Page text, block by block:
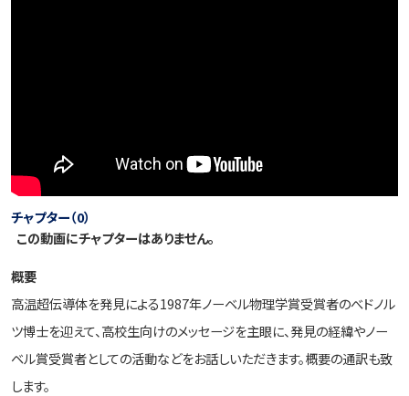
チャプター（0）
この動画にチャプターはありません。
概要
高温超伝導体を発見による1987年ノーベル物理学賞受賞者のべドノル
ツ博士を迎えて、高校生向けのメッセージを主眼に、発見の経緯やノー
ベル賞受賞者としての活動などをお話しいただきます。概要の通訳も致
します。